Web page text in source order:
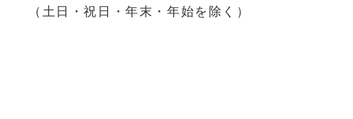
（土日・祝日・年末・年始を除く）